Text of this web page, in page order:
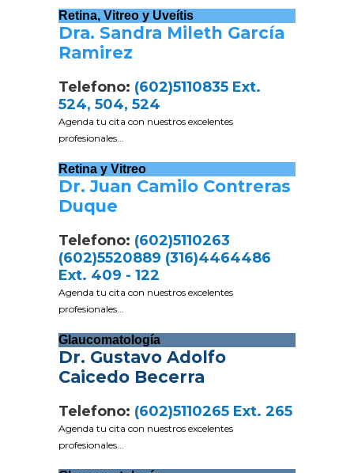
Retina, Vitreo y Uveítis
Dra. Sandra Mileth García
Ramirez
Telefono: (602)5110835 Ext.
524, 504, 524
Agenda tu cita con nuestros excelentes
profesionales...
Retina y Vitreo
Dr. Juan Camilo Contreras
Duque
Telefono: (602)5110263
(602)5520889 (316)4464486
Ext. 409 - 122
Agenda tu cita con nuestros excelentes
profesionales...
Glaucomatología
Dr. Gustavo Adolfo
Caicedo Becerra
Telefono: (602)5110265 Ext. 265
Agenda tu cita con nuestros excelentes
profesionales...